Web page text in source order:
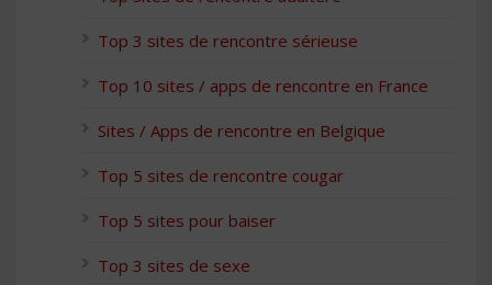
Top 3 sites de rencontre sérieuse
Top 10 sites / apps de rencontre en France
Sites / Apps de rencontre en Belgique
Top 5 sites de rencontre cougar
Top 5 sites pour baiser
Top 3 sites de sexe